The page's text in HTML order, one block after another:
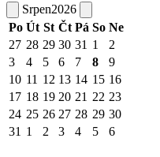
Srpen2026
Po Út St Čt Pá So Ne
27 28 29 30 31 1
2
3
4 5 6 7 8
9
10 11 12 13 14 15 16
17 18 19 20 21 22 23
24 25 26 27 28 29 30
31 1 2 3 4 5 6